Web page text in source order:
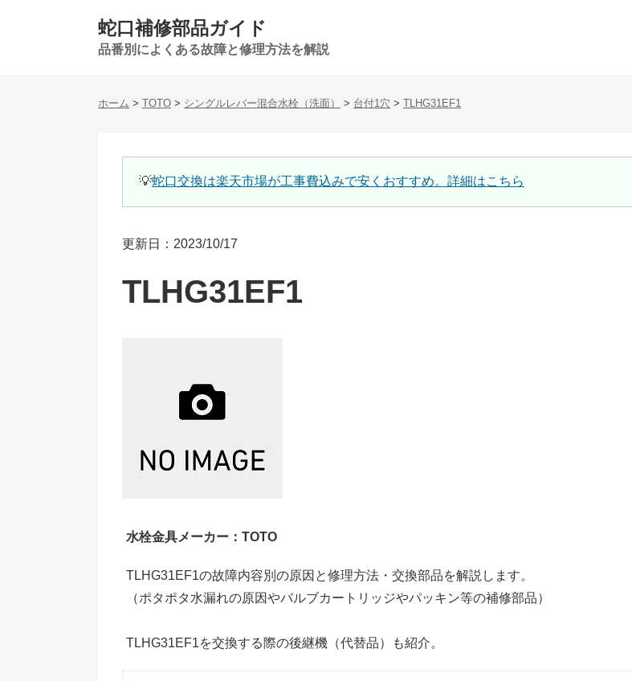
蛇口補修部品ガイド
品番別によくある故障と修理方法を解説
ホーム > TOTO > シングルレバー混合水栓（洗面） > 台付1穴 > TLHG31EF1
💡蛇口交換は楽天市場が工事費込みで安くおすすめ。詳細はこちら
更新日：2023/10/17
TLHG31EF1
水栓金具メーカー：TOTO
TLHG31EF1の故障内容別の原因と修理方法・交換部品を解説します。
（ポタポタ水漏れの原因やバルブカートリッジやパッキン等の補修部品）
TLHG31EF1を交換する際の後継機（代替品）も紹介。